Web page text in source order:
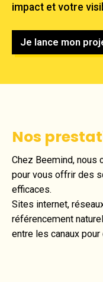
impact et votre
Je lance mon
Nos
Chez Beemind,
pour vous offrir des
efficaces.
Sites internet,
référencement
entre les canaux